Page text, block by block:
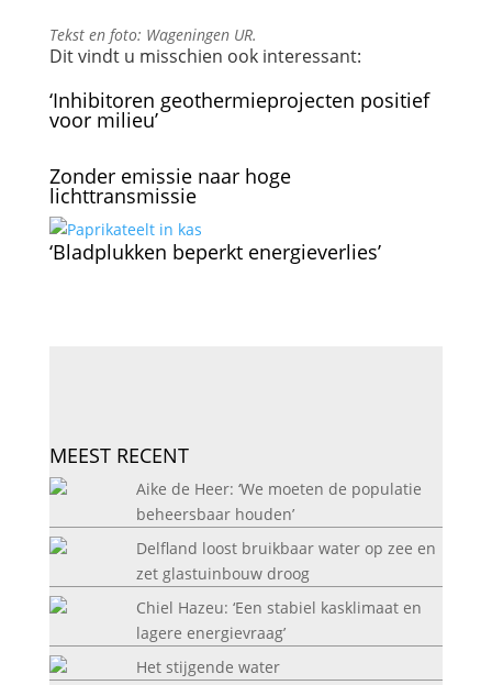
Tekst en foto: Wageningen UR.
Dit vindt u misschien ook interessant:
‘Inhibitoren geothermieprojecten positief
voor milieu’
Zonder emissie naar hoge
lichttransmissie
‘Bladplukken beperkt energieverlies’
MEEST RECENT
Aike de Heer: ‘We moeten de populatie
beheersbaar houden’
Delfland loost bruikbaar water op zee en
zet glastuinbouw droog
Chiel Hazeu: ‘Een stabiel kasklimaat en
lagere energievraag’
Het stijgende water